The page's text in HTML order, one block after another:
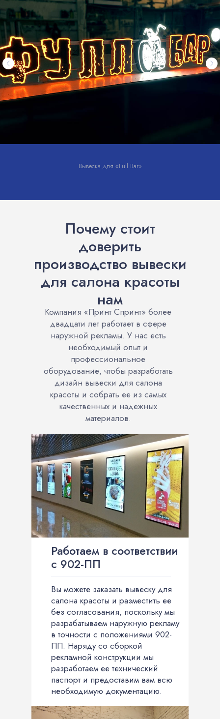
Вывеска для «Full Bar»
Почему стоит
доверить
производство вывески
для салона красоты
нам
Компания «Принт Спринт» более
двадцати лет работает в сфере
наружной рекламы. У нас есть
необходимый опыт и
профессиональное
оборудование, чтобы разработать
дизайн вывески для салона
красоты и собрать ее из самых
качественных и надежных
материалов.
Работаем в соответствии
с 902-ПП
Вы можете заказать вывеску для
салона красоты и разместить ее
без согласования, поскольку мы
разрабатываем наружную рекламу
в точности с положениями 902-
ПП. Наряду со сборкой
рекламной конструкции мы
разработаем ее технический
паспорт и предоставим вам всю
необходимую документацию.